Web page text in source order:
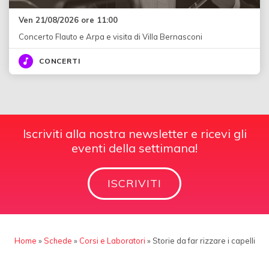
Ven 21/08/2026 ore 11:00
Concerto Flauto e Arpa e visita di Villa Bernasconi
CONCERTI
Iscriviti alla nostra newsletter e ricevi gli
eventi della settimana!
ISCRIVITI
Home »Schede » Corsi e Laboratori » Storie da far rizzare i capelli